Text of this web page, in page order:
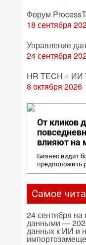
Форум
18 сентября
Управление
24 сентября
HR TECH +
8 октября 2026
От кликов
влияют на
Бизнес видит
предположить
Самое
24 сентября
данными —
данных к ИИ и